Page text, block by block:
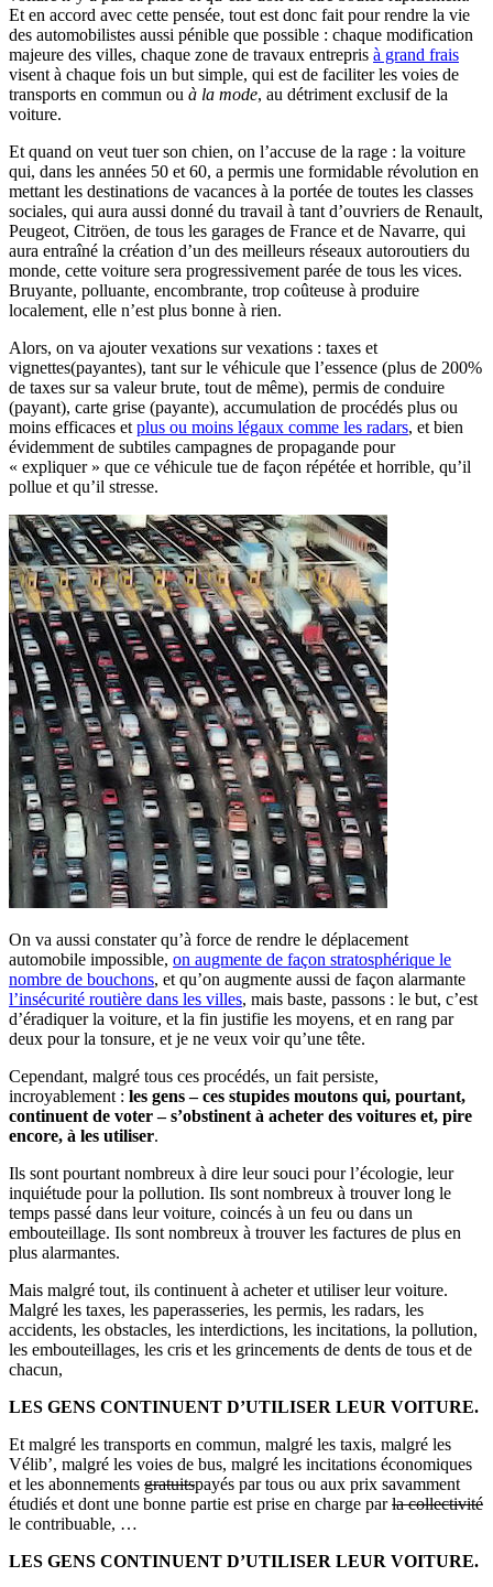
Et en accord avec cette pensée, tout est donc fait pour rendre la vie
des automobilistes aussi pénible que possible : chaque modification
majeure des villes, chaque zone de travaux entrepris à grand frais
visent à chaque fois un but simple, qui est de faciliter les voies de
transports en commun ou à la mode, au détriment exclusif de la
voiture.
Et quand on veut tuer son chien, on l’accuse de la rage : la voiture
qui, dans les années 50 et 60, a permis une formidable révolution en
mettant les destinations de vacances à la portée de toutes les classes
sociales, qui aura aussi donné du travail à tant d’ouvriers de Renault,
Peugeot, Citröen, de tous les garages de France et de Navarre, qui
aura entraîné la création d’un des meilleurs réseaux autoroutiers du
monde, cette voiture sera progressivement parée de tous les vices.
Bruyante, polluante, encombrante, trop coûteuse à produire
localement, elle n’est plus bonne à rien.
Alors, on va ajouter vexations sur vexations : taxes et
vignettes(payantes), tant sur le véhicule que l’essence (plus de 200%
de taxes sur sa valeur brute, tout de même), permis de conduire
(payant), carte grise (payante), accumulation de procédés plus ou
moins efficaces et plus ou moins légaux comme les radars, et bien
évidemment de subtiles campagnes de propagande pour
« expliquer » que ce véhicule tue de façon répétée et horrible, qu’il
pollue et qu’il stresse.
On va aussi constater qu’à force de rendre le déplacement
automobile impossible, on augmente de façon stratosphérique le
nombre de bouchons, et qu’on augmente aussi de façon alarmante
l’insécurité routière dans les villes, mais baste, passons : le but, c’est
d’éradiquer la voiture, et la fin justifie les moyens, et en rang par
deux pour la tonsure, et je ne veux voir qu’une tête.
Cependant, malgré tous ces procédés, un fait persiste,
incroyablement : les gens – ces stupides moutons qui, pourtant,
continuent de voter – s’obstinent à acheter des voitures et, pire
encore, à les utiliser.
Ils sont pourtant nombreux à dire leur souci pour l’écologie, leur
inquiétude pour la pollution. Ils sont nombreux à trouver long le
temps passé dans leur voiture, coincés à un feu ou dans un
embouteillage. Ils sont nombreux à trouver les factures de plus en
plus alarmantes.
Mais malgré tout, ils continuent à acheter et utiliser leur voiture.
Malgré les taxes, les paperasseries, les permis, les radars, les
accidents, les obstacles, les interdictions, les incitations, la pollution,
les embouteillages, les cris et les grincements de dents de tous et de
chacun,
LES GENS CONTINUENT D’UTILISER LEUR VOITURE.
Et malgré les transports en commun, malgré les taxis, malgré les
Vélib’, malgré les voies de bus, malgré les incitations économiques
et les abonnements gratuitspayés par tous ou aux prix savamment
étudiés et dont une bonne partie est prise en charge parla collectivité
le contribuable, …
LES GENS CONTINUENT D’UTILISER LEUR VOITURE.